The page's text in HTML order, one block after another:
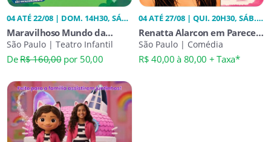
04 ATÉ 22/08 | DOM. 14H30, SÁB.
14H30
Maravilhoso Mundo da
Peppa Pig
São Paulo | Teatro Infantil
DeR$ 160,00por 50,00
04 ATÉ 27/08 | QUI. 20H30, SÁB.
20H30
Renatta Alarcon em Parece
Mentira
São Paulo | Comédia
R$ 40,00 à 80,00 + Taxa*